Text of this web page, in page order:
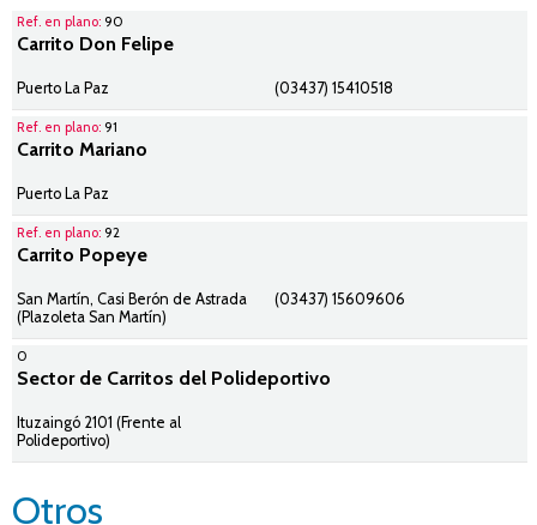
Ref. en plano: 90
Carrito Don Felipe
Puerto La Paz (03437) 15410518
Ref. en plano: 91
Carrito Mariano
Puerto La Paz
Ref. en plano: 92
Carrito Popeye
San Martín, Casi Berón de Astrada
(Plazoleta San Martín)
(03437) 15609606
0
Sector de Carritos del Polideportivo
Ituzaingó 2101 (Frente al
Polideportivo)
Otros